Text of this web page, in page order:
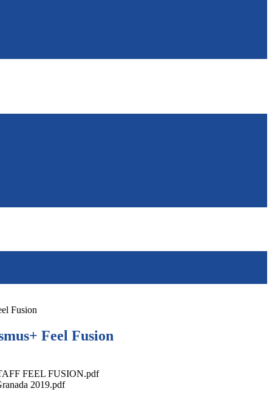
Fusion
Feel Fusion
FEEL FUSION.pdf
2019.pdf